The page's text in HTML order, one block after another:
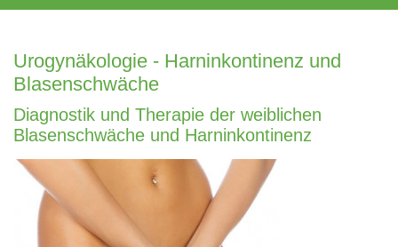
Urogynäkologie - Harninkontinenz und
Blasenschwäche
Diagnostik und Therapie der weiblichen
Blasenschwäche und Harninkontinenz